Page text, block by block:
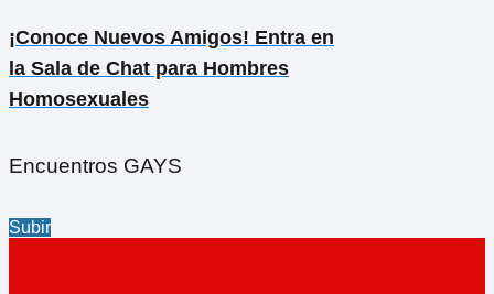
¡Conoce Nuevos Amigos! Entra en
la Sala de Chat para Hombres
Homosexuales
Encuentros GAYS
Subir